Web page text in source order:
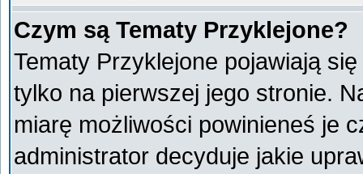
Czym są Tematy Przyklejone?
Tematy Przyklejone pojawiają
tylko na pierwszej jego stronie.
miarę możliwości powinieneś je
administrator decyduje jakie